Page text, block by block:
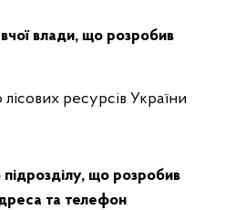
влади, що розробив
ресурсів України
що розробив
та телефон